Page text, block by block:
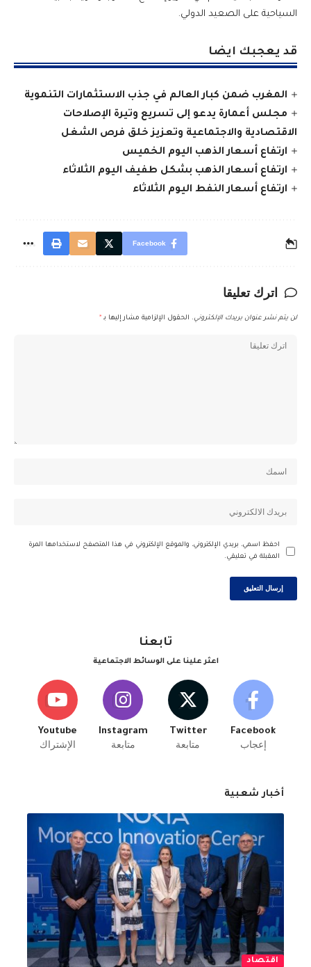
السياحية على الصعيد الدولي.
قد يعجبك ايضا
المغرب ضمن كبار العالم في جذب الاستثمارات التنموية
مجلس أعمارة يدعو إلى تسريع وتيرة الإصلاحات
الاقتصادية والاجتماعية وتعزيز خلق فرص الشغل
ارتفاع أسعار الذهب اليوم الخميس
ارتفاع أسعار الذهب بشكل طفيف اليوم الثلاثاء
ارتفاع أسعار النفط اليوم الثلاثاء
Facebook
اترك تعليقا
لن يتم نشر عنوان بريدك الإلكتروني. الحقول الإلزامية مشار إليها بـ *
احفظ اسمي، بريدي الإلكتروني، والموقع الإلكتروني في هذا المتصفح لاستخدامها المرة
المقبلة في تعليقي.
تابعنا
اعثر علينا على الوسائط الاجتماعية
Facebook
إعجاب
Twitter
متابعة
Instagram
متابعة
Youtube
الإشتراك
أخبار شعبية
اقتصاد